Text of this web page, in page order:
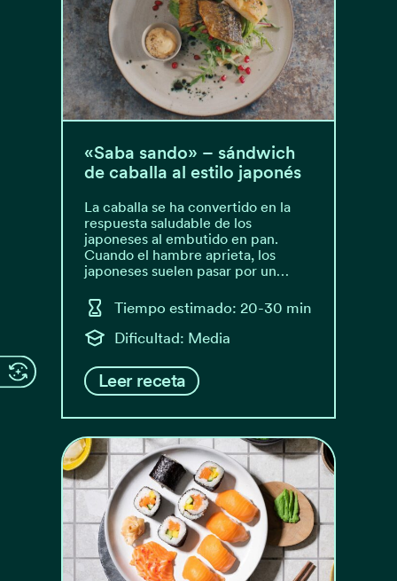
«Saba sando» – sándwich
de caballa al estilo japonés
La caballa se ha convertido en la
respuesta saludable de los
japoneses al embutido en pan.
Cuando el hambre aprieta, los
japoneses suelen pasar por un…
Tiempo estimado: 20-30 min
Dificultad: Media
Leer receta